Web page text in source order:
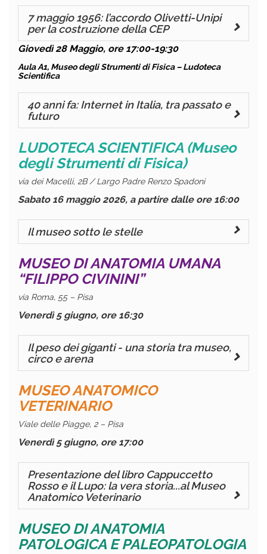
7 maggio 1956: l’accordo Olivetti-Unipi
per la costruzione della CEP
Giovedì 28 Maggio, ore 17:00-19:30
Aula A1, Museo degli Strumenti di Fisica – Ludoteca
Scientifica
40 anni fa: Internet in Italia, tra passato e
futuro
LUDOTECA SCIENTIFICA (Museo
degli Strumenti di Fisica)
via dei Macelli, 2B / Largo Padre Renzo Spadoni
Sabato 16 maggio 2026, a partire dalle ore 16:00
Il museo sotto le stelle
MUSEO DI ANATOMIA UMANA
“FILIPPO CIVININI”
via Roma, 55 – Pisa
Venerdì 5 giugno, ore 16:30
Il peso dei giganti - una storia tra museo,
circo e arena
MUSEO ANATOMICO
VETERINARIO
Viale delle Piagge, 2 – Pisa
Venerdì 5 giugno, ore 17:00
Presentazione del libro Cappuccetto
Rosso e il Lupo: la vera storia...al Museo
Anatomico Veterinario
MUSEO DI ANATOMIA
PATOLOGICA E PALEOPATOLOGIA